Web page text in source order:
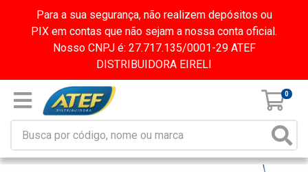
Para a sua segurança, não realizem depósitos ou
PIX em contas que não sejam a nossa conta oficial.
Nosso CNPJ é: 27.717.135/0001-29 ATEF
DISTRIBUIDORA EIRELI
0